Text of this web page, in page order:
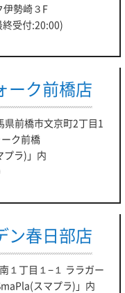
連絡ください♪
お待ちしておりま
勢崎３F
受付:20:00)
ーク前橋店
県前橋市文京町2丁目1
ク前橋
プラ)」内
ン春日部店
１丁目１−１ ララガー
スマプラ)」内